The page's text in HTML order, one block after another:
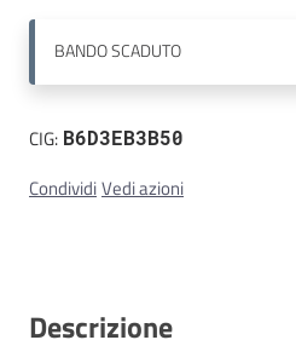
BANDOSCADUTO
CIG: B6D3EB3B50
CondividiVedi azioni
Descrizione